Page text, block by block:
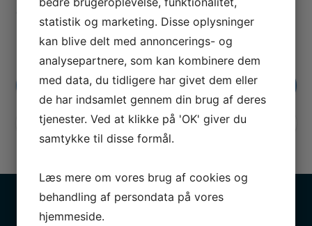
en service af din Fiat hos Ketner er derfor
helt i top. Kontakt os og book din tid i dag.
Book tid
Bliv ringet op
statistik og marketing. Disse oplysninger
kan blive delt med annoncerings- og
analysepartnere, som kan kombinere dem
med data, du tidligere har givet dem eller
de har indsamlet gennem din brug af deres
tjenester. Ved at klikke på 'OK' giver du
samtykke til disse formål.
Læs mere om vores brug af cookies og
behandling af persondata på vores
hjemmeside.